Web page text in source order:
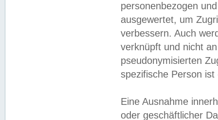
personenbezogen
ausgewertet, um
verbessern. Auch
verknüpft und nicht
pseudonymisierten
spezifische Person
Eine Ausnahme
oder geschäftlicher